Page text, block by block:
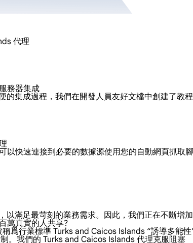
代理
務器集成
集成過程，我們在開發人員友好文檔中創建了教
以快速連接到必要的數據源使用您的自動網頁抓
以滿足最苛刻的業務需求。因此，我們正在不斷增
萬真實的人共享?
爲行業標準 Turks and Caicos Islands “誘導多能
。我們的 Turks and Caicos Islands 代理克服阻塞